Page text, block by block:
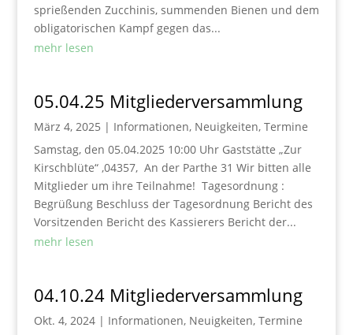
sprießenden Zucchinis, summenden Bienen und dem
obligatorischen Kampf gegen das...
mehr lesen
05.04.25 Mitgliederversammlung
März 4, 2025 | Informationen, Neuigkeiten, Termine
Samstag, den 05.04.2025 10:00 Uhr Gaststätte „Zur
Kirschblüte“ ,04357, An der Parthe 31 Wir bitten alle
Mitglieder um ihre Teilnahme! Tagesordnung :
Begrüßung Beschluss der Tagesordnung Bericht des
Vorsitzenden Bericht des Kassierers Bericht der...
mehr lesen
04.10.24 Mitgliederversammlung
Okt. 4, 2024| Informationen, Neuigkeiten, Termine